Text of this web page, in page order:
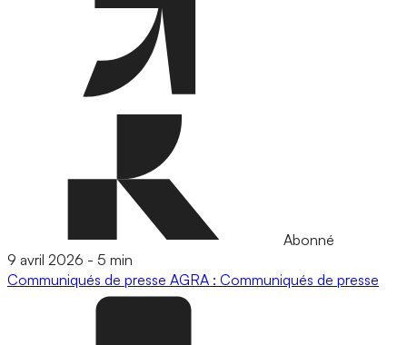
Abonné
9 avril 2026 - 5 min
Communiqués de presse AGRA : Communiqués de presse